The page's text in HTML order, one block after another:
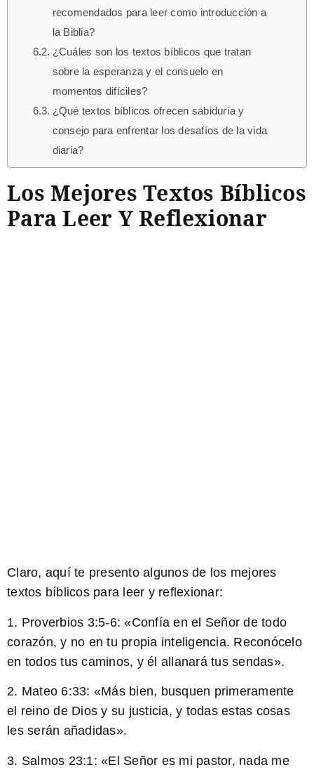
recomendados para leer como introducción a
la Biblia?
¿Cuáles son los textos bíblicos que tratan
sobre la esperanza y el consuelo en
momentos difíciles?
¿Qué textos bíblicos ofrecen sabiduría y
consejo para enfrentar los desafíos de la vida
diaria?
Los Mejores Textos Bíblicos
Para Leer Y Reflexionar
Claro, aquí te presento algunos de los mejores
textos bíblicos para leer y reflexionar:
1. Proverbios 3:5-6: «Confía en el Señor de todo
corazón, y no en tu propia inteligencia. Reconócelo
en todos tus caminos, y él allanará tus sendas».
2. Mateo 6:33: «Más bien, busquen primeramente
el reino de Dios y su justicia, y todas estas cosas
les serán añadidas».
3. Salmos 23:1: «El Señor es mi pastor, nada me